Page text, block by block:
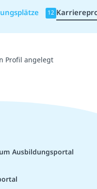
12
Profil angelegt
Ausbildungsportal